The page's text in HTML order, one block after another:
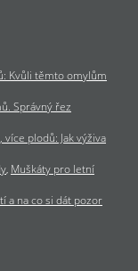
Kvůli těmto omylům
Správný řez
více plodů: Jak výživa
Muškáty pro letní
a na co si dát pozor